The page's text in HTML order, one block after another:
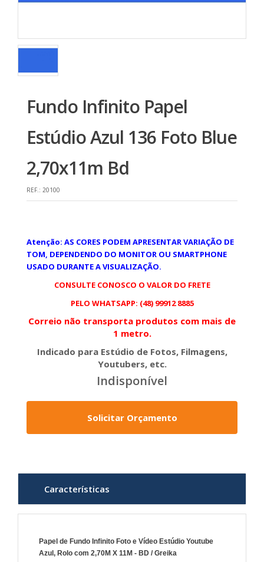
Fundo Infinito Papel
Estúdio Azul 136 Foto Blue
2,70x11m Bd
REF.: 20100
Atenção: AS CORES PODEM APRESENTAR VARIAÇÃO DE
TOM, DEPENDENDO DO MONITOR OU SMARTPHONE
USADO DURANTE A VISUALIZAÇÃO.
CONSULTE CONOSCO O VALOR DO FRETE
PELO WHATSAPP: (48) 99912 8885
Correio não transporta produtos com mais de
1 metro.
Indicado para Estúdio de Fotos, Filmagens,
Youtubers, etc.
Indisponível
Solicitar Orçamento
Características
Papel de Fundo Infinito Foto e Vídeo Estúdio Youtube
Azul, Rolo com 2,70M X 11M - BD / Greika